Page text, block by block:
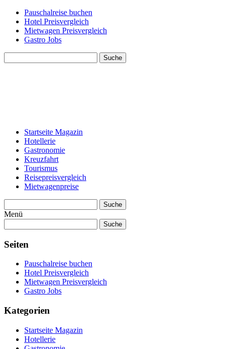
Pauschalreise buchen
Hotel Preisvergleich
Mietwagen Preisvergleich
Gastro Jobs
Suche
Startseite Magazin
Hotellerie
Gastronomie
Kreuzfahrt
Tourismus
Reisepreisvergleich
Mietwagenpreise
Suche
Menü
Suche
Seiten
Pauschalreise buchen
Hotel Preisvergleich
Mietwagen Preisvergleich
Gastro Jobs
Kategorien
Startseite Magazin
Hotellerie